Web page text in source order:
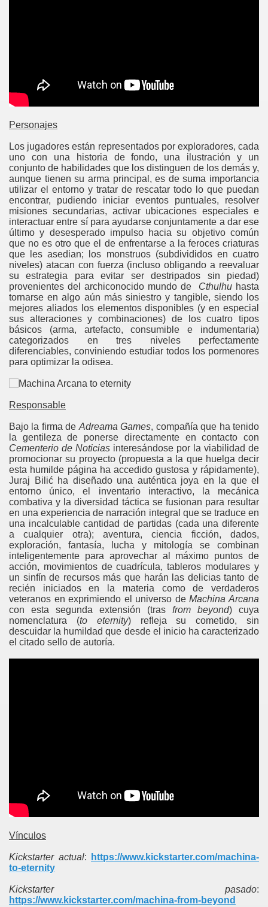
Personajes
Los jugadores están representados por exploradores, cada
uno con una historia de fondo, una ilustración y un
conjunto de habilidades que los distinguen de los demás y,
aunque tienen su arma principal, es de suma importancia
utilizar el entorno y tratar de rescatar todo lo que puedan
encontrar, pudiendo iniciar eventos puntuales, resolver
misiones secundarias, activar ubicaciones especiales e
interactuar entre sí para ayudarse conjuntamente a dar ese
último y desesperado impulso hacia su objetivo común
que no es otro que el de enfrentarse a la feroces criaturas
que les asedian; los monstruos (subdivididos en cuatro
niveles) atacan con fuerza (incluso obligando a reevaluar
su estrategia para evitar ser destripados sin piedad)
provenientes del archiconocido mundo de Cthulhu hasta
tornarse en algo aún más siniestro y tangible, siendo los
mejores aliados los elementos disponibles (y en especial
sus alteraciones y combinaciones) de los cuatro tipos
básicos (arma, artefacto, consumible e indumentaria)
categorizados en tres niveles perfectamente
diferenciables, conviniendo estudiar todos los pormenores
para optimizar la odisea.
Responsable
Bajo la firma de Adreama Games, compañía que ha tenido
la gentileza de ponerse directamente en contacto con
Cementerio de Noticias interesándose por la viabilidad de
promocionar su proyecto (propuesta a la que huelga decir
esta humilde página ha accedido gustosa y rápidamente),
Juraj Bilić ha diseñado una auténtica joya en la que el
entorno único, el inventario interactivo, la mecánica
combativa y la diversidad táctica se fusionan para resultar
en una experiencia de narración integral que se traduce en
una incalculable cantidad de partidas (cada una diferente
a cualquier otra); aventura, ciencia ficción, dados,
exploración, fantasía, lucha y mitología se combinan
inteligentemente para aprovechar al máximo puntos de
acción, movimientos de cuadrícula, tableros modulares y
un sinfín de recursos más que harán las delicias tanto de
recién iniciados en la materia como de verdaderos
veteranos en exprimiendo el universo deMachina Arcana
con esta segunda extensión (tras from beyond) cuya
nomenclatura (to eternity) refleja su cometido, sin
descuidar la humildad que desde el inicio ha caracterizado
el citado sello de autoría.
Vínculos
Kickstarter actual:
https://www.kickstarter.com/machina-
to-eternity
Kickstarter pasado:
https://www.kickstarter.com/machina-from-beyond
box